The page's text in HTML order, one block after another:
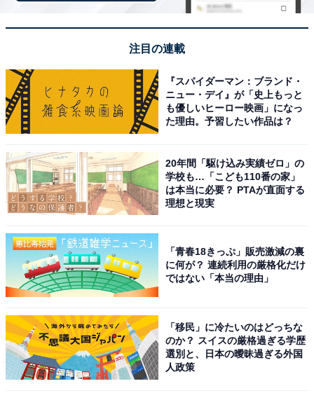
かつやの海鮮丼も見る！
こちらもおすすめ
「事故レベル…」セブン-イレブン、新登場の
「たこ焼き」が物議を醸す「広報で出していい
写真じゃない」
注目の連載
『スパイダーマン：ブランド・
ニュー・デイ』が「史上もっと
も優しいヒーロー映画」になっ
た理由。予習したい作品は？
20年間「駆け込み実績ゼロ」の
学校も…「こども110番の家」
は本当に必要？ PTAが直面する
理想と現実
「青春18きっぷ」販売激減の裏
に何が？ 連続利用の厳格化だけ
ではない「本当の理由」
「移民」に冷たいのはどっちな
のか？ スイスの厳格過ぎる学歴
選別と、日本の曖昧過ぎる外国
人政策